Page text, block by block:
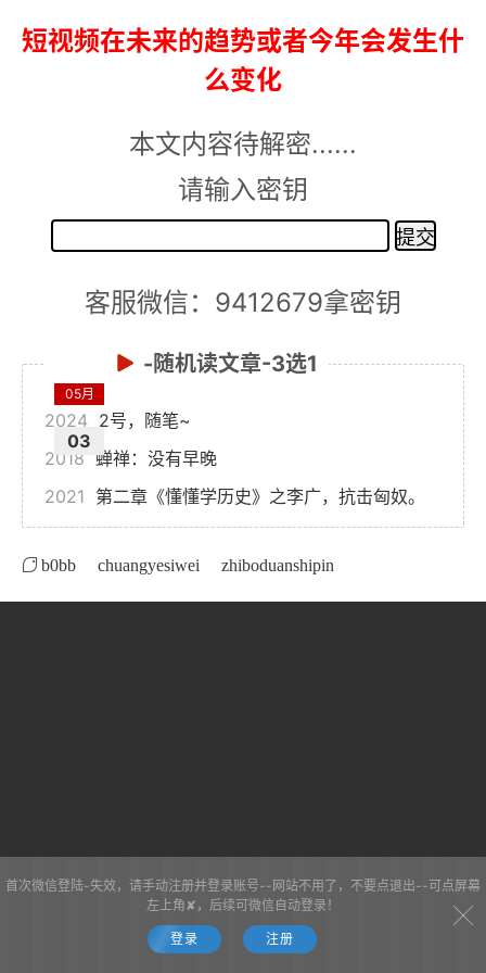
短视频在未来的趋势或者今年会发生什
么变化
本文内容待解密......
请输入密钥
客服微信：9412679拿密钥
-随机读文章-3选1
05月
03
2024 2号，随笔~
2018 蝉禅：没有早晚
2021 第二章《懂懂学历史》之李广，抗击匈奴。
b0bb chuangyesiwei zhiboduanshipin
首次微信登陆-失效，请手动注册并登录账号--网站不用了，不要点退出--可点屏幕
左上角✘，后续可微信自动登录！
登录 注册